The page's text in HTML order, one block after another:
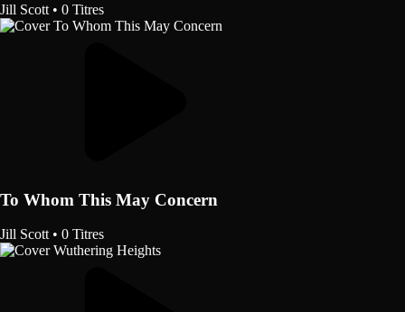
Jill Scott • 0 Titres
To Whom This May Concern
Jill Scott • 0 Titres